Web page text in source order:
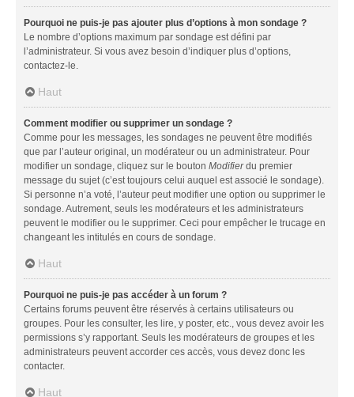
Pourquoi ne puis-je pas ajouter plus d’options à mon sondage ?
Le nombre d’options maximum par sondage est défini par
l’administrateur. Si vous avez besoin d’indiquer plus d’options,
contactez-le.
Haut
Comment modifier ou supprimer un sondage ?
Comme pour les messages, les sondages ne peuvent être modifiés
que par l’auteur original, un modérateur ou un administrateur. Pour
modifier un sondage, cliquez sur le bouton Modifierdu premier
message du sujet (c’est toujours celui auquel est associé le sondage).
Si personne n’a voté, l’auteur peut modifier une option ou supprimer le
sondage. Autrement, seuls les modérateurs et les administrateurs
peuvent le modifier ou le supprimer. Ceci pour empêcher le trucage en
changeant les intitulés en cours de sondage.
Haut
Pourquoi ne puis-je pas accéder à un forum ?
Certains forums peuvent être réservés à certains utilisateurs ou
groupes. Pour les consulter, les lire, y poster, etc., vous devez avoir les
permissions s’y rapportant. Seuls les modérateurs de groupes et les
administrateurs peuvent accorder ces accès, vous devez donc les
contacter.
Haut